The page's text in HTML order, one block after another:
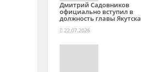
Дмитрий Садовников
официально вступил в
должность главы Якутска
22.07.2026